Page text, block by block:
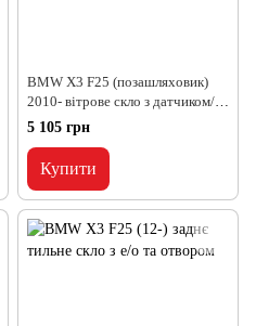
BMW X3 F25 (позашляховик)
2010- вітрове скло з датчиком/
камерою,VIN
5 105 грн
Купити